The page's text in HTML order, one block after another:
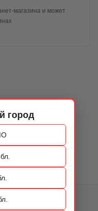
город
магазина и может